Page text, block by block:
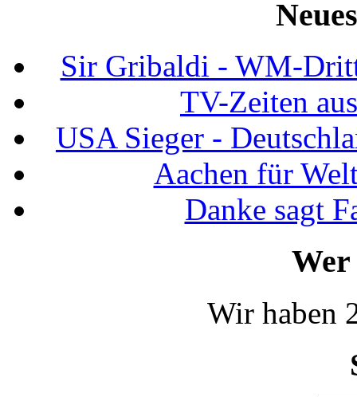
Sir Gribaldi - WM-
TV-Zeiten
USA Sieger -
Aachen für
Danke sagt
Wir haben